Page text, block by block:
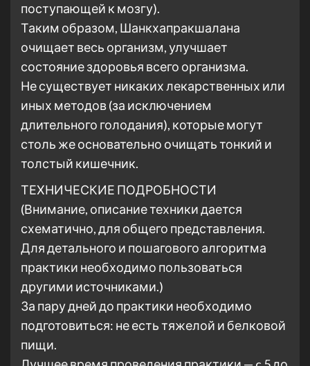
поступающей к мозгу).
Таким образом, Шанкхапракшалана
очищает весь организм, улучшает
состояние здоровья всего организма.
Не существует никаких лекарственных или
иных методов (за исключением
длительного голодания), которые могут
столь же основательно очищать тонкий и
толстый кишечник.
ТЕХНИЧЕСКИЕ ПОДРОБНОСТИ
(Внимание, описание техники дается
схематично, для общего представления.
Для детального и пошагового алгоритма
практики необходимо пользоваться
другими источниками.)
За пару дней до практики необходимо
подготовиться: не есть тяжелой и белковой
пищи.